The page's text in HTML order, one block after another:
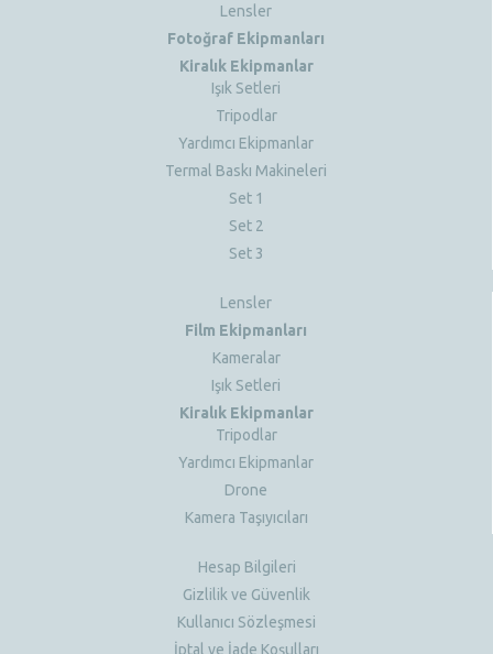
Lensler
Fotoğraf Ekipmanları
Kiralık Ekipmanlar
Işık Setleri
Tripodlar
Yardımcı Ekipmanlar
Termal Baskı Makineleri
Set 1
Set 2
Set 3
Lensler
Film Ekipmanları
Kameralar
Işık Setleri
Kiralık Ekipmanlar
Tripodlar
Yardımcı Ekipmanlar
Drone
Kamera Taşıyıcıları
Hesap Bilgileri
Gizlilik ve Güvenlik
Kullanıcı Sözleşmesi
İptal ve İade Koşulları